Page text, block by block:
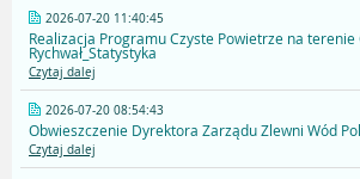
2026-07-20 11:40:45
Realizacja Programu Czyste Powietrze na terenie
Rychwał_Statystyka
Czytaj dalej
2026-07-20 08:54:43
Obwieszczenie Dyrektora Zarządu Zlewni Wód
Czytaj dalej